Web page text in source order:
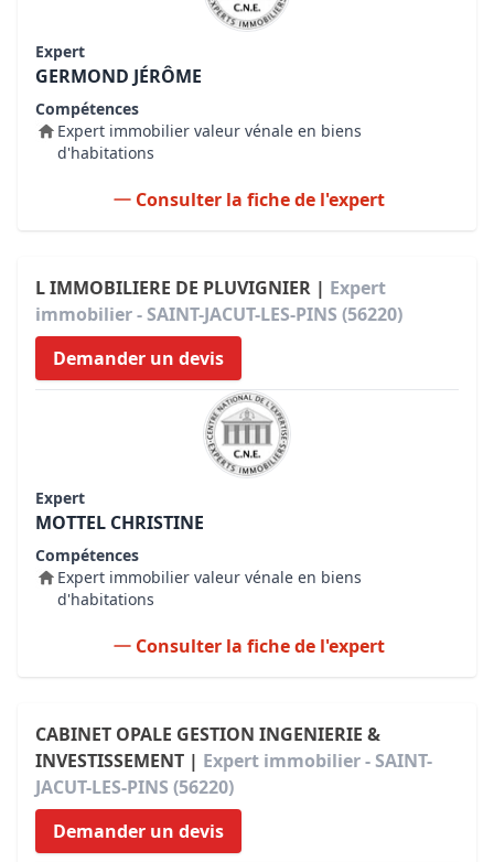
Expert
GERMOND JÉRÔME
Compétences
Expert immobilier valeur vénale en biens
d'habitations
Consulter la fiche de l'expert
L IMMOBILIERE DE PLUVIGNIER | Expert
immobilier - SAINT-JACUT-LES-PINS (56220)
Demander un devis
Expert
MOTTEL CHRISTINE
Compétences
Expert immobilier valeur vénale en biens
d'habitations
Consulter la fiche de l'expert
CABINET OPALE GESTION INGENIERIE &
INVESTISSEMENT | Expert immobilier - SAINT-
JACUT-LES-PINS (56220)
Demander un devis